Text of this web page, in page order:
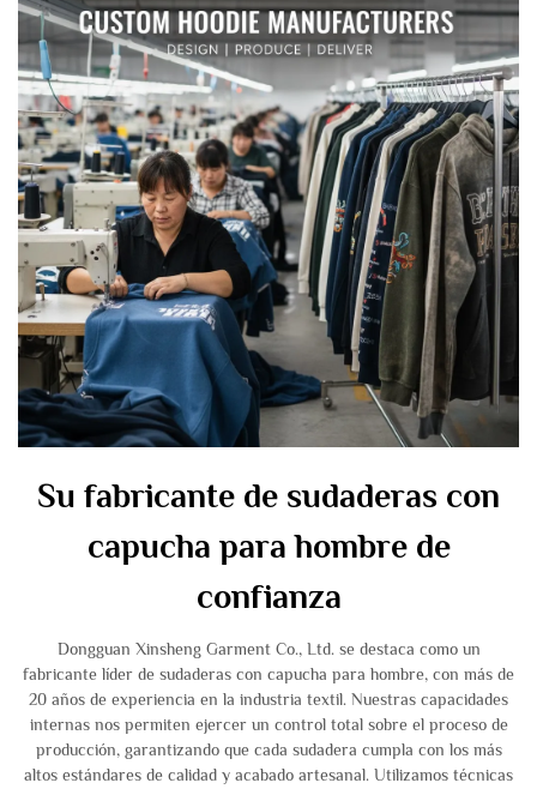
Su fabricante de sudaderas con
capucha para hombre de
confianza
Dongguan Xinsheng Garment Co., Ltd. se destaca como un
fabricante líder de sudaderas con capucha para hombre, con más de
20 años de experiencia en la industria textil. Nuestras capacidades
internas nos permiten ejercer un control total sobre el proceso de
producción, garantizando que cada sudadera cumpla con los más
altos estándares de calidad y acabado artesanal. Utilizamos técnicas